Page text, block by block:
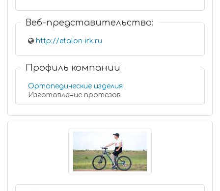
Веб-представительство:
http://etalon-irk.ru
Профиль компании
Ортопедические изделия
Изготовление протезов